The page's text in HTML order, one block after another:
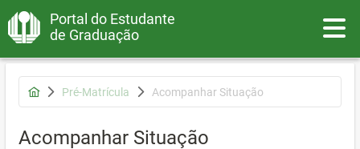
Portal do Estudante
de Graduação
Pré-Matrícula Acompanhar Situação
Acompanhar Situação